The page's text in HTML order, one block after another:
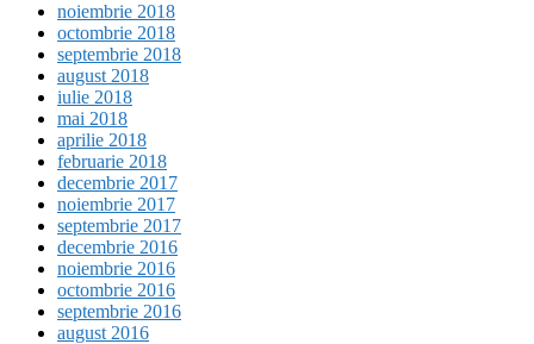
noiembrie 2018
octombrie 2018
septembrie 2018
august 2018
iulie 2018
mai 2018
aprilie 2018
februarie 2018
decembrie 2017
noiembrie 2017
septembrie 2017
decembrie 2016
noiembrie 2016
octombrie 2016
septembrie 2016
august 2016